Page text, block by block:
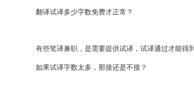
翻译试译多少字数免费才正常？
有些笔译兼职，是需要提供试译，试译通过才能得
如果试译字数太多，那接还是不接？